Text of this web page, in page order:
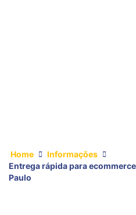
Home
Informações
Entrega rápida para
Paulo